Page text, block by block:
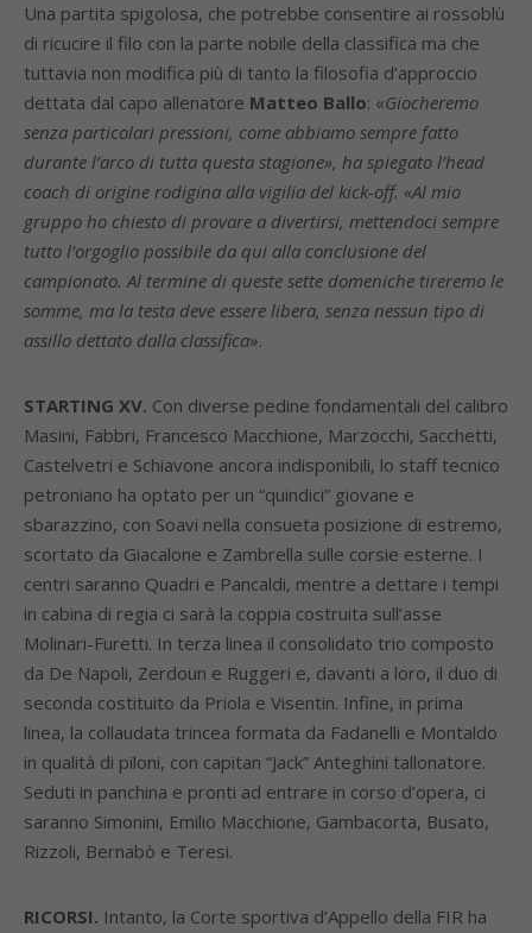
Una partita spigolosa, che potrebbe consentire ai rossoblù
di ricucire il filo con la parte nobile della classifica ma che
tuttavia non modifica più di tanto la filosofia d’approccio
dettata dal capo allenatore Matteo Ballo: «Giocheremo
senza particolari pressioni, come abbiamo sempre fatto
durante l’arco di tutta questa stagione», ha spiegato l’head
coach di origine rodigina alla vigilia del kick-off. «Al mio
gruppo ho chiesto di provare a divertirsi, mettendoci sempre
tutto l’orgoglio possibile da qui alla conclusione del
campionato. Al termine di queste sette domeniche tireremo le
somme, ma la testa deve essere libera, senza nessun tipo di
assillo dettato dalla classifica».
STARTING XV. Con diverse pedine fondamentali del calibro
Masini, Fabbri, Francesco Macchione, Marzocchi, Sacchetti,
Castelvetri e Schiavone ancora indisponibili, lo staff tecnico
petroniano ha optato per un “quindici” giovane e
sbarazzino, con Soavi nella consueta posizione di estremo,
scortato da Giacalone e Zambrella sulle corsie esterne. I
centri saranno Quadri e Pancaldi, mentre a dettare i tempi
in cabina di regia ci sarà la coppia costruita sull’asse
Molinari-Furetti. In terza linea il consolidato trio composto
da De Napoli, Zerdoun e Ruggeri e, davanti a loro, il duo di
seconda costituito da Priola e Visentin. Infine, in prima
linea, la collaudata trincea formata da Fadanelli e Montaldo
in qualità di piloni, con capitan “Jack” Anteghini tallonatore.
Seduti in panchina e pronti ad entrare in corso d’opera, ci
saranno Simonini, Emilio Macchione, Gambacorta, Busato,
Rizzoli, Bernabò e Teresi.
RICORSI. Intanto, la Corte sportiva d’Appello della FIR ha